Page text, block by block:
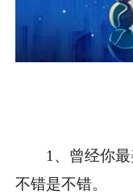
1、曾经你
不错是不错。